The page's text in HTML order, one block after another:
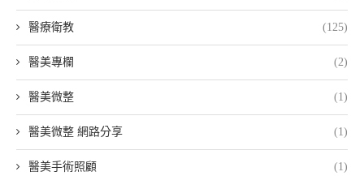
醫療衛教 (125)
醫美專欄 (2)
醫美微整 (1)
醫美微整 網路分享 (1)
醫美手術照顧 (1)